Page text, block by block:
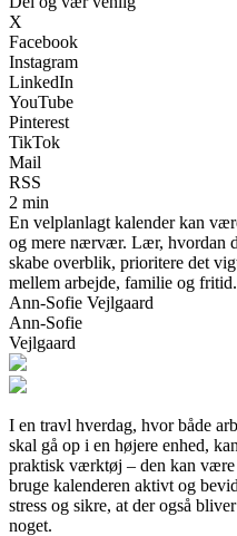
X
Facebook
Instagram
LinkedIn
YouTube
Pinterest
TikTok
Mail
RSS
2 min
En velplanlagt kalender kan
og mere nærvær. Lær, hvordan
skabe overblik, prioritere det
mellem arbejde, familie og fritid.
Ann-Sofie Vejlgaard
Ann-Sofie
Vejlgaard
I en travl hverdag, hvor både
skal gå op i en højere enhed,
praktisk værktøj – den kan være
bruge kalenderen aktivt og
stress og sikre, at der også
noget.